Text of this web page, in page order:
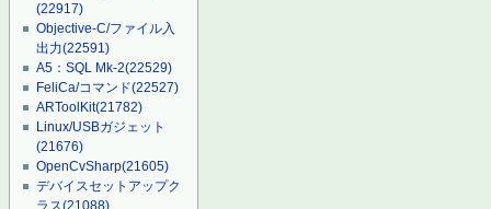
(22917)
Objective-C/ファイル入
出力(22591)
A5：SQL Mk-2(22529)
FeliCa/コマンド(22527)
ARToolKit(21782)
Linux/USBガジェット
(21676)
OpenCvSharp(21605)
デバイスセットアップク
ラス(21088)